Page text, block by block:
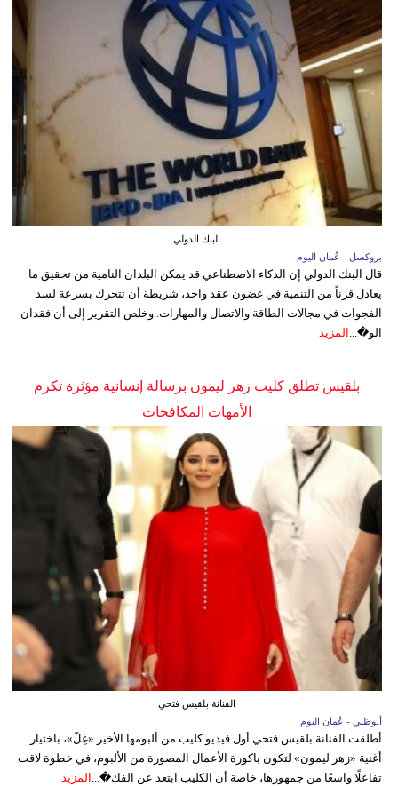
البنك الدولي
بروكسل - عُمان اليوم
قال البنك الدولي إن الذكاء الاصطناعي قد يمكن البلدان النامية من تحقيق ما
يعادل قرناً من التنمية في غضون عقد واحد، شريطة أن تتحرك بسرعة لسد
الفجوات في مجالات الطاقة والاتصال والمهارات. وخلص التقرير إلى أن فقدان
الو�...
المزيد
بلقيس تطلق كليب زهر ليمون برسالة إنسانية مؤثرة تكرم
الأمهات المكافحات
الفنانة بلقيس فتحي
أبوظبي - عُمان اليوم
أطلقت الفنانة بلقيس فتحي أول فيديو كليب من ألبومها الأخير «غِلّ»، باختيار
أغنية «زهر ليمون» لتكون باكورة الأعمال المصورة من الألبوم، في خطوة لاقت
تفاعلًا واسعًا من جمهورها، خاصة أن الكليب ابتعد عن الفك�... المزيد